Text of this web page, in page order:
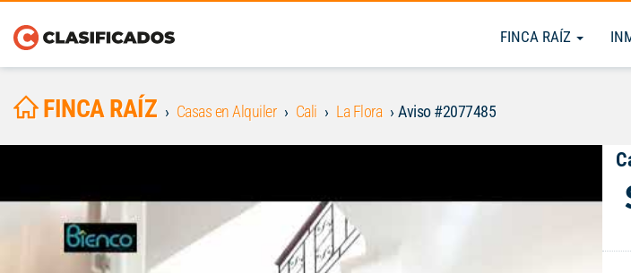
FINCA RAÍZ
FINCA RAÍZ Casas en Alquiler Cali La Flora Aviso #2077485